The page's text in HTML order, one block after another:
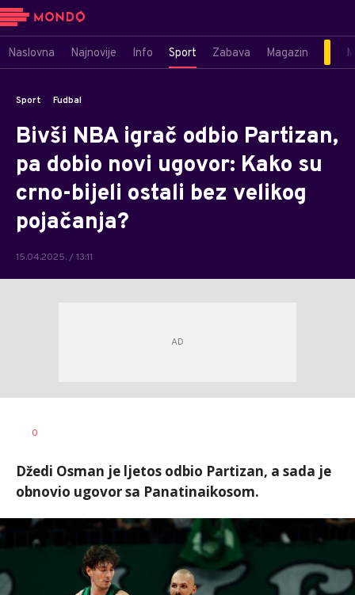
Naslovna Najnovije Info Sport Zabava Magazin
Sport Fudbal
Bivši NBA igrač odbio Partizan,
pa dobio novi ugovor: Kako su
crno-bijeli ostali bez velikog
pojačanja?
15.04.2025. / 13:11
0
Džedi Osman je ljetos odbio Partizan, a sada je
obnovio ugovor sa Panatinaikosom.